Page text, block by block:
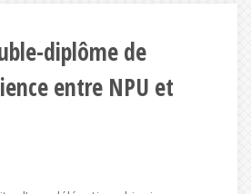
diplôme de
entre NPU et